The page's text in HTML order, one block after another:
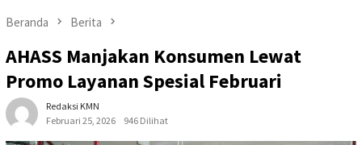
Beranda Berita
AHASS Manjakan Konsumen Lewat
Promo Layanan Spesial Februari
Redaksi KMN
Februari 25, 2026
946 Dilihat